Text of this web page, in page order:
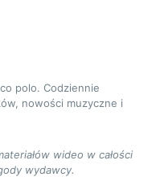
polo. Codziennie
nowości muzyczne i
wideo w całości
wydawcy.